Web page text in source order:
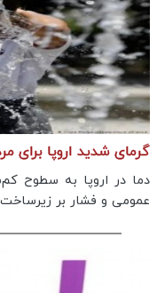
گرمای شدید اروپا
دما در اروپا به سطوح
عمومی و فشار بر